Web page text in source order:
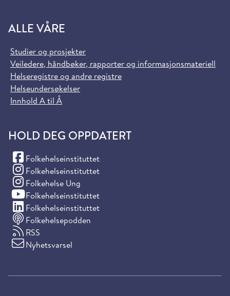
ALLE VÅRE
Studier og prosjekter
Veiledere, håndbøker, rapporter og informasjonsmateriell
Helseregistre og andre registre
Helseundersøkelser
Innhold A til Å
HOLD DEG OPPDATERT
Folkehelseinstituttet
(Facebook)
Folkehelseinstituttet
(Instagram)
Folkehelse Ung
(Instagram)
Folkehelseinstituttet
(YouTube)
Folkehelseinstituttet
(LinkedIn)
Folkehelsepodden
RSS
Nyhetsvarsel